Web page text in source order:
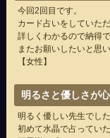
今回2回目です。
カード占いをしていただ
詳しくわかるので納得で
またお願いしたいと思い
【女性】
明るさと優しさが
明るく優しい先生でした
初めて水晶で占っていた